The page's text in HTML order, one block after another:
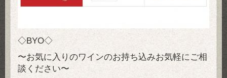
◇BYO◇
〜お気に入りのワインのお持ち込みお気軽にご相
談ください〜